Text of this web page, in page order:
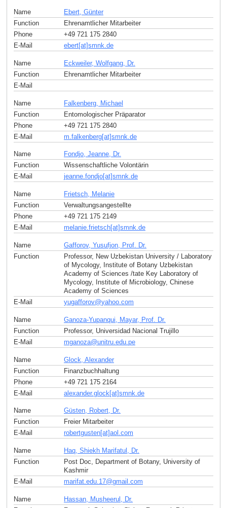
Name
Ebert, Günter
Function
Ehrenamtlicher Mitarbeiter
Phone
+49 721 175 2840
E-Mail
ebert[at]smnk de
Name
Eckweiler, Wolfgang, Dr.
Function
Ehrenamtlicher Mitarbeiter
E-Mail
Name
Falkenberg, Michael
Function
Entomologischer Präparator
Phone
+49 721 175 2840
E-Mail
m.falkenberg[at]smnk de
Name
Fondjo, Jeanne, Dr.
Function
Wissenschaftliche Volontärin
E-Mail
jeanne.fondjo[at]smnk.de
Name
Frietsch, Melanie
Function
Verwaltungsangestellte
Phone
+49 721 175 2149
E-Mail
melanie.frietsch[at]smnk.de
Name
Gafforov, Yusufjon, Prof. Dr.
Function
Professor, New Uzbekistan University / Laboratory
of Mycology, Institute of Botany Uzbekistan
Academy of Sciences /tate Key Laboratory of
Mycology, Institute of Microbiology, Chinese
Academy of Sciences
E-Mail
yugafforov@yahoo com
Name
Ganoza-Yupanqui, Mayar, Prof. Dr.
Function
Professor, Universidad Nacional Trujillo
E-Mail
mganoza@unitru.edu pe
Name
Glock, Alexander
Function
Finanzbuchhaltung
Phone
+49 721 175 2164
E-Mail
alexander.glock[at]smnk de
Name
Güsten, Robert, Dr.
Function
Freier Mitarbeiter
E-Mail
robertgusten[at]aol .com
Name
Haq, Shiekh Marifatul, Dr.
Function
Post Doc, Department of Botany, University of
Kashmir
E-Mail
marifat.edu.17@gmail .com
Name
Hassan, Musheerul, Dr.